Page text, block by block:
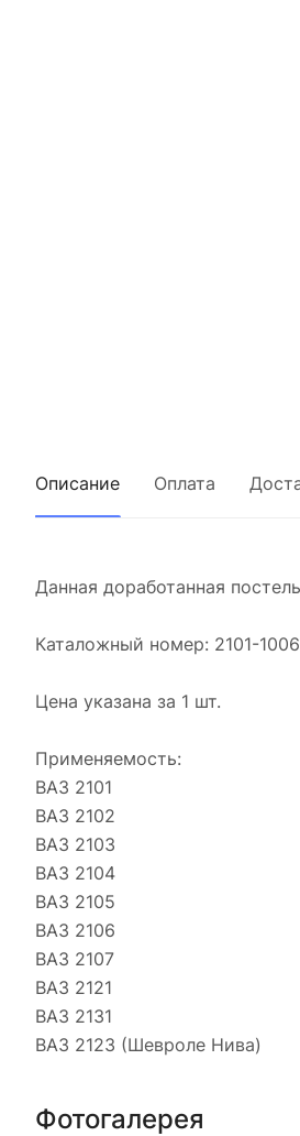
Описание Оплата
Данная доработанная
Каталожный номер: 2101-
Цена указана за 1 шт.
Применяемость:
ВАЗ 2101
ВАЗ 2102
ВАЗ 2103
ВАЗ 2104
ВАЗ 2105
ВАЗ 2106
ВАЗ 2107
ВАЗ 2121
ВАЗ 2131
ВАЗ 2123 (Шевроле Нива)
Фотогалерея